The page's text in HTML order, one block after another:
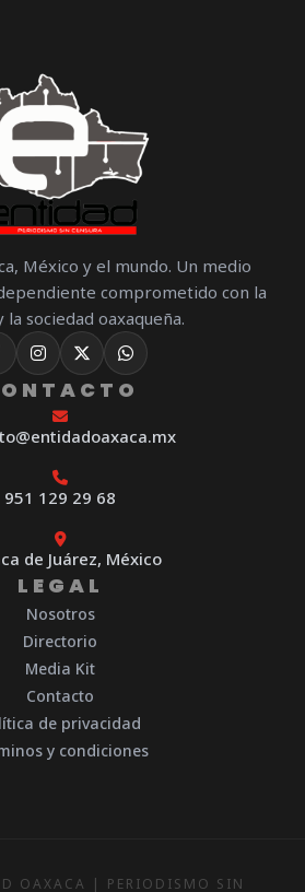
México y el mundo. Un medio
comprometido con la
la sociedad oaxaqueña.
951 129 29 68
de Juárez, México
LEGAL
Nosotros
Directorio
Media Kit
Contacto
de privacidad
y condiciones
OAXACA | PERIODISMO SIN